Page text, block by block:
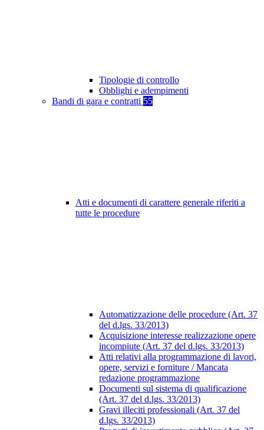
Tipologie di controllo
Obblighi e adempimenti
Bandi di gara e contratti 55
Atti e documenti di carattere generale riferiti a
tutte le procedure
Automatizzazione delle procedure (Art. 37
del d.lgs. 33/2013)
Acquisizione interesse realizzazione opere
incompiute (Art. 37 del d.lgs. 33/2013)
Atti relativi alla programmazione di lavori,
opere, servizi e forniture / Mancata
redazione programmazione
Documenti sul sistema di qualificazione
(Art. 37 del d.lgs. 33/2013)
Gravi illeciti professionali (Art. 37 del
d.lgs. 33/2013)